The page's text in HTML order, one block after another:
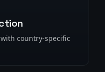
country-specific